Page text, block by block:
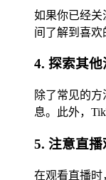
如果你已经关
间了解到喜欢
4. 探索其
除了常见的
息。此外，
5. 注意直
在观看直播时